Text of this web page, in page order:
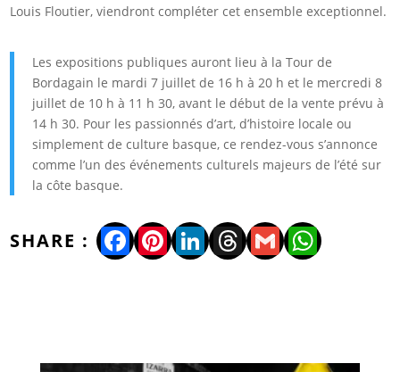
Louis Floutier, viendront compléter cet ensemble exceptionnel.
Les expositions publiques auront lieu à la Tour de
Bordagain le mardi 7 juillet de 16 h à 20 h et le mercredi 8
juillet de 10 h à 11 h 30, avant le début de la vente prévu à
14 h 30. Pour les passionnés d’art, d’histoire locale ou
simplement de culture basque, ce rendez-vous s’annonce
comme l’un des événements culturels majeurs de l’été sur
la côte basque.
Facebook
Pinterest
LinkedIn
Threads
Gmail